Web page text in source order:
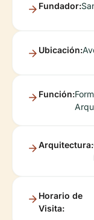
Fundador:
Ubicación:
Función:
Arquitectura:
Horario de
Visita: